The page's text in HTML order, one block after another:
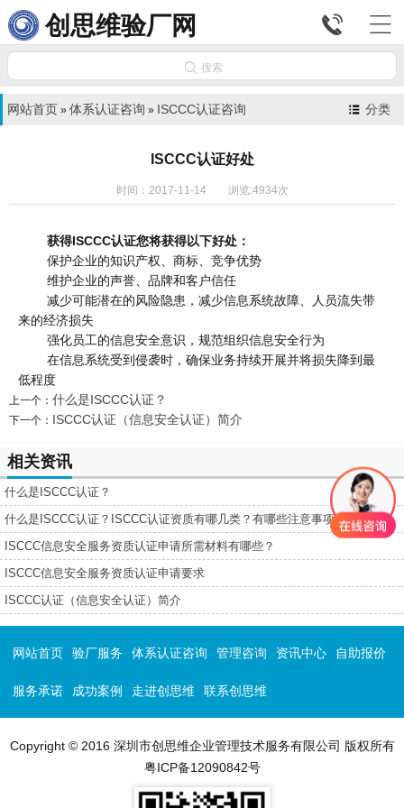
创思维验厂网 

 搜索
分类
网站首页 » 体系认证咨询 » ISCCC认证咨询
ISCCC认证好处
时间：2017-11-14 浏览:4934次
获得ISCCC认证您将获得以下好处：
保护企业的知识产权、商标、竞争优势
维护企业的声誉、品牌和客户信任
减少可能潜在的风险隐患，减少信息系统故障、人员流失带
来的经济损失
强化员工的信息安全意识，规范组织信息安全行为
在信息系统受到侵袭时，确保业务持续开展并将损失降到最
低程度
上一个： 什么是ISCCC认证？
下一个： ISCCC认证（信息安全认证）简介
相关资讯
什么是ISCCC认证？
什么是ISCCC认证？ISCCC认证资质有哪几类？有哪些注意事项？
ISCCC信息安全服务资质认证申请所需材料有哪些？
ISCCC信息安全服务资质认证申请要求
ISCCC认证（信息安全认证）简介
网站首页 验厂服务 体系认证咨询 管理咨询 资讯中心 自助报价
服务承诺 成功案例 走进创思维 联系创思维
Copyright © 2016 深圳市创思维企业管理技术服务有限公司 版权所有
粤ICP备12090842号